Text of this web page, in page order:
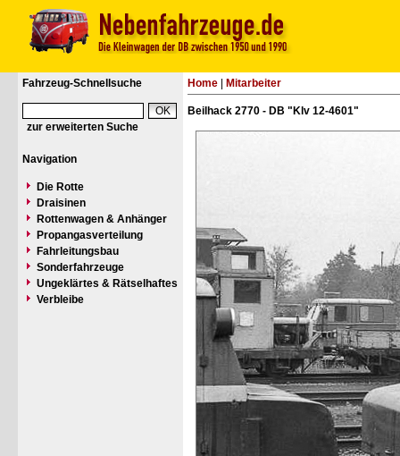
Fahrzeug-Schnellsuche
zur erweiterten Suche
Navigation
Die Rotte
Draisinen
Rottenwagen & Anhänger
Propangasverteilung
Fahrleitungsbau
Sonderfahrzeuge
Ungeklärtes & Rätselhaftes
Verbleibe
Home Mitarbeiter
Beilhack 2770 - DB "Klv 12-4601"